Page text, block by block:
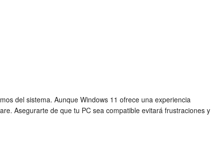
del sistema. Aunque Windows 11 ofrece una experiencia
Asegurarte de que tu PC sea compatible evitará frustraciones y